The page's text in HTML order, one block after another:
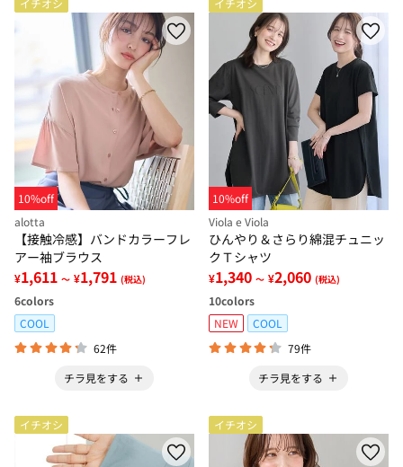
イチオシ
10%off
alotta
【接触冷感】バンドカラーフレ
アー袖ブラウス
¥1,611 ～ ¥1,791 (税込)
6colors
COOL
62件
チラ見をする
イチオシ
10%off
Viola e Viola
ひんやり＆さらり綿混チュニッ
クＴシャツ
¥1,340 ～ ¥2,060 (税込)
10colors
NEW
COOL
79件
チラ見をする
イチオシ イチオシ